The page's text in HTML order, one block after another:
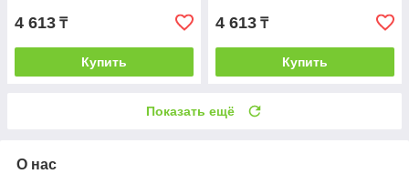
4 613 ₸
Купить
4 613 ₸
Купить
Показать ещё
О нас